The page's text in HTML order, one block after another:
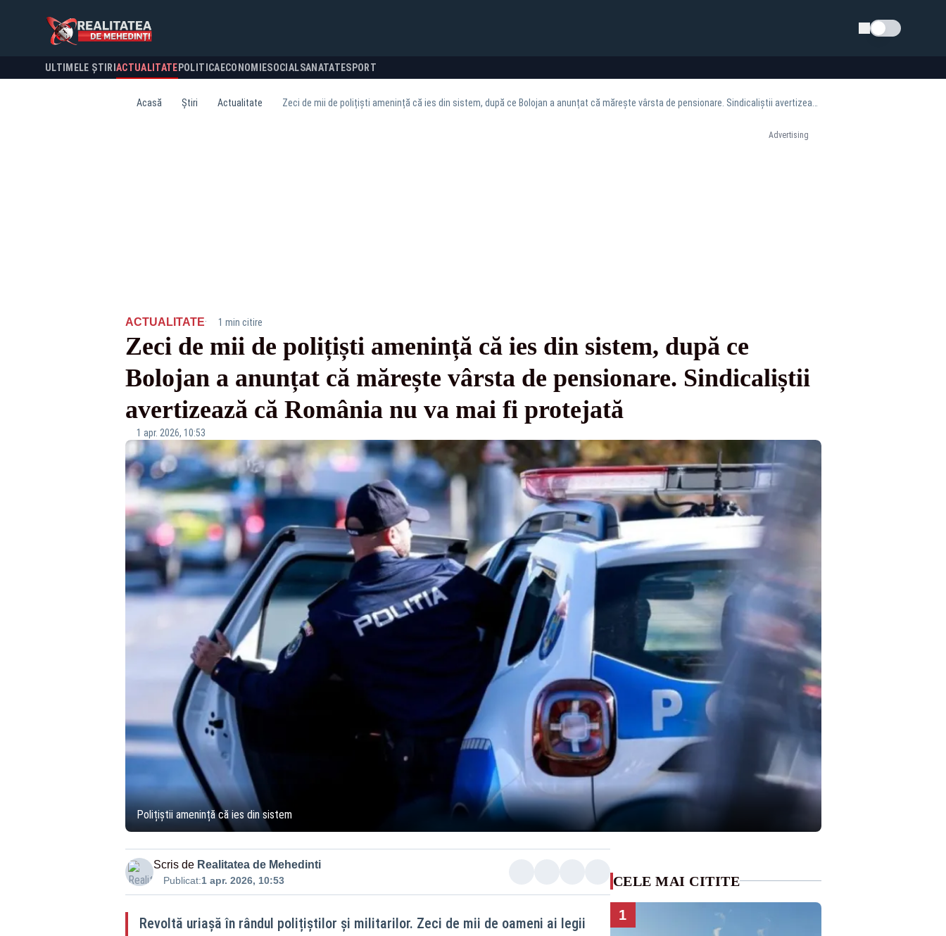
Schimba tema
ULTIMELE ȘTIRI ACTUALITATE POLITICA ECONOMIESOCIALSANATATESPORT
Acasă Știri Actualitate
Advertising
ACTUALITATE· 1 min citire
Zeci de mii de polițiști amenință că ies din sistem, după ce
Bolojan a anunțat că mărește vârsta de pensionare. Sindicaliștii
avertizează că România nu va mai fi protejată
1 apr. 2026, 10:53
Polițiștii amenință că ies din sistem
Scris de Realitatea de Mehedinti
Publicat:1 apr. 2026, 10:53
Revoltă uriașă în rândul polițiștilor și militarilor. Zeci de mii de oameni ai legii
CELE MAI CITITE
1